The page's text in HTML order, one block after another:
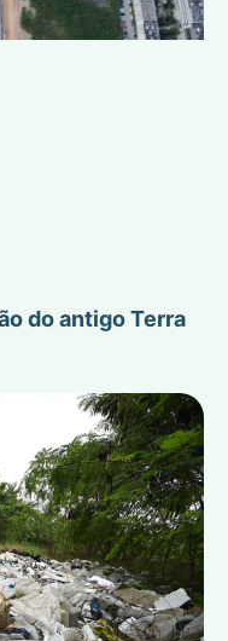
do antigo Terra